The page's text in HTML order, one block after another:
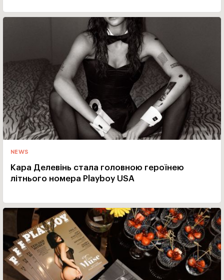
NEWS
Кара Делевінь стала головною героїнею
літнього номера Playboy USA